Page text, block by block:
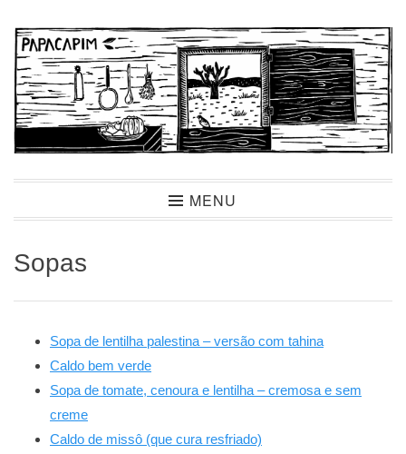
para
conteúdo
PapacapimMENU
Sopas
Sopa de lentilha palestina – versão com tahina
Caldo bem verde
Sopa de tomate, cenoura e lentilha – cremosa e sem
creme
Caldo de missô (que cura resfriado)